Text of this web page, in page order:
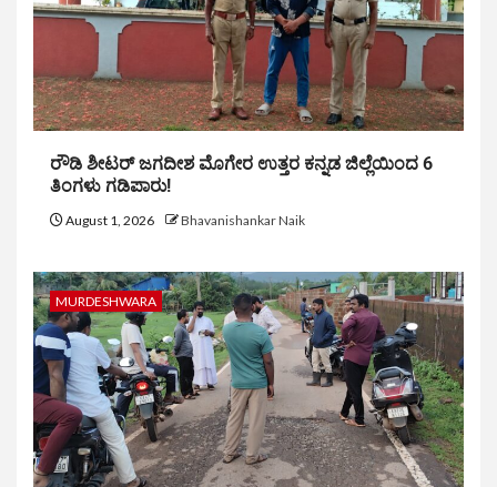
ರೌಡಿ ಶೀಟರ್ ಜಗದೀಶ ಮೊಗೇರ ಉತ್ತರ ಕನ್ನಡ ಜಿಲ್ಲೆಯಿಂದ 6
ತಿಂಗಳು ಗಡಿಪಾರು!
August 1, 2026 Bhavanishankar Naik
MURDESHWARA